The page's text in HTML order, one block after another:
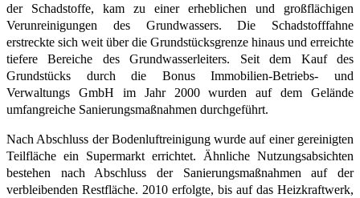
der Schadstoffe, kam zu einer erheblichen und großflächigen
Verunreinigungen des Grundwassers. Die Schadstofffahne
erstreckte sich weit über die Grundstücksgrenze hinaus und erreichte
tiefere Bereiche des Grundwasserleiters. Seit dem Kauf des
Grundstücks durch die Bonus Immobilien-Betriebs- und
Verwaltungs GmbH im Jahr 2000 wurden auf dem Gelände
umfangreiche Sanierungsmaßnahmen durchgeführt.
Nach Abschluss der Bodenluftreinigung wurde auf einer gereinigten
Teilfläche ein Supermarkt errichtet. Ähnliche Nutzungsabsichten
bestehen nach Abschluss der Sanierungsmaßnahmen auf der
verbleibenden Restfläche. 2010 erfolgte, bis auf das Heizkraftwerk,